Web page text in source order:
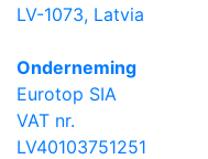
LV-1073, Latvia
Onderneming
Eurotop SIA
VAT nr.
LV40103751251